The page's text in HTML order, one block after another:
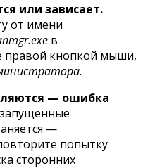
или зависает.
от имени
в
правой кнопкой мыши,
.
— ошибка
—
попытку
сторонних